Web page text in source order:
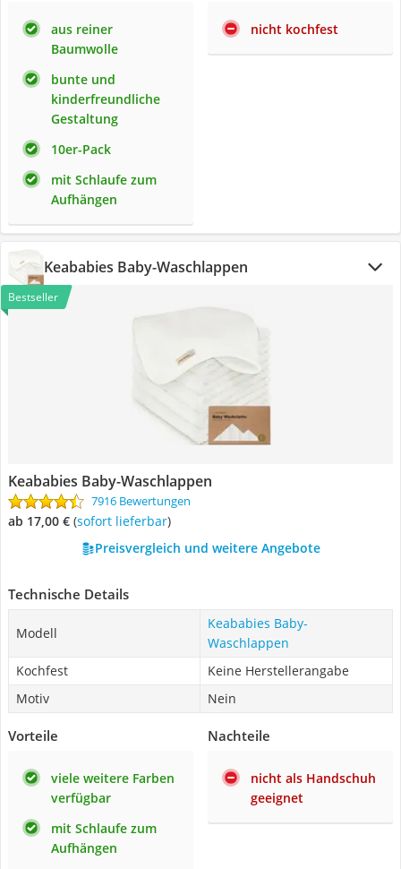
aus reiner
Baumwolle
bunte und
kinderfreundliche
Gestaltung
10er-Pack
mit Schlaufe zum
Aufhängen
nicht kochfest
Keababies Baby-Waschlappen
Bestseller
Keababies Baby-Waschlappen
7916 Bewertungen
ab 17,00 € ( Sofort lieferbar)
Preisvergleich und weitere Angebote
Technische Details
Modell
Keababies Baby-
Waschlappen
Kochfest
Keine Herstellerangabe
Motiv
Nein
Vorteile
viele weitere Farben
verfügbar
mit Schlaufe zum
Aufhängen
Nachteile
nicht als Handschuh
geeignet